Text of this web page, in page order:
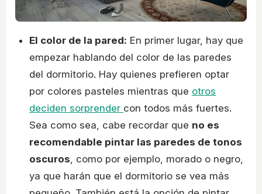
El color de la pared: En primer lugar, hay que
empezar hablando del color de las paredes
del dormitorio. Hay quienes prefieren optar
por colores pasteles mientras que otros
deciden sorprender con todos más fuertes.
Sea como sea, cabe recordar que no es
recomendable pintar las paredes de tonos
oscuros, como por ejemplo, morado o negro,
ya que harán que el dormitorio se vea más